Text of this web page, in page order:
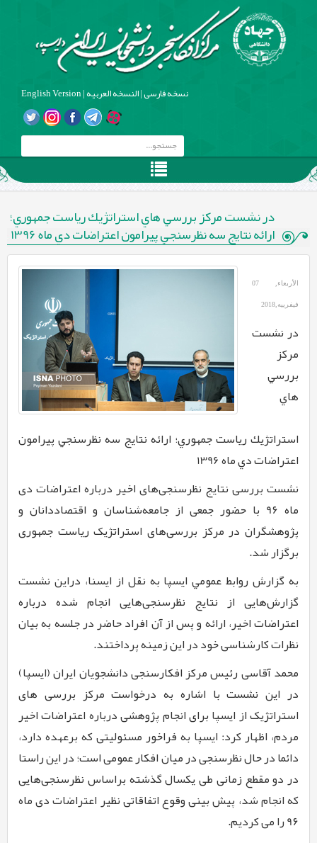
نسخه فارسی|النسخه العربیه|
English Version
در نشست مركز بررسي هاي استراتژيك رياست جمهوري؛
ارائه نتايج سه نظرسنجي پيرامون اعتراضات دي ماه 1396
الأربعاء, 07
فيفرييه,2018
در نشست
مركز
بررسي
هاي
استراتژيك رياست جمهوري؛ ارائه نتايج سه نظرسنجي پيرامون
اعتراضات دي ماه 1396
نشست بررسی نتایج نظرسنجی‌های اخیر درباره اعتراضات دی
ماه 9۶ با حضور جمعی از جامعه‌شناسان و اقتصاددانان و
پژوهشگران در مرکز بررسی‌های استراتژیک ریاست جمهوری
برگزار شد.
به گزارشروابط عمومي ايسپا به نقل از ایسنا، دراین نشست
گزارش‌هایی از نتایج نظرسنجی‌هایی انجام شده درباره
اعتراضات اخیر، ارائه و پس از آن افراد حاضر در جلسه به بیان
نظرات کارشناسی خود در این زمینه پرداختند.
محمد آقاسیرئیس مرکز افکارسنجی دانشجویان ایران (ایسپا)
در این نشست با اشاره به درخواست مرکز بررسی های
استراتژیک از ایسپا برای انجام پژوهشی درباره اعتراضات اخیر
مردم، اظهار کرد: ایسپا به فراخور مسئولیتی که برعهده دارد،
دائما در حال نظرسنجی در میان افکار عمومی است؛ در این راستا
در دو مقطع زمانی طی یکسال گذشته براساس نظرسنجی‌هایی
که انجام شد، پیش بینی وقوع اتفاقاتی نظیر اعتراضات دی ماه
9۶را می کردیم.